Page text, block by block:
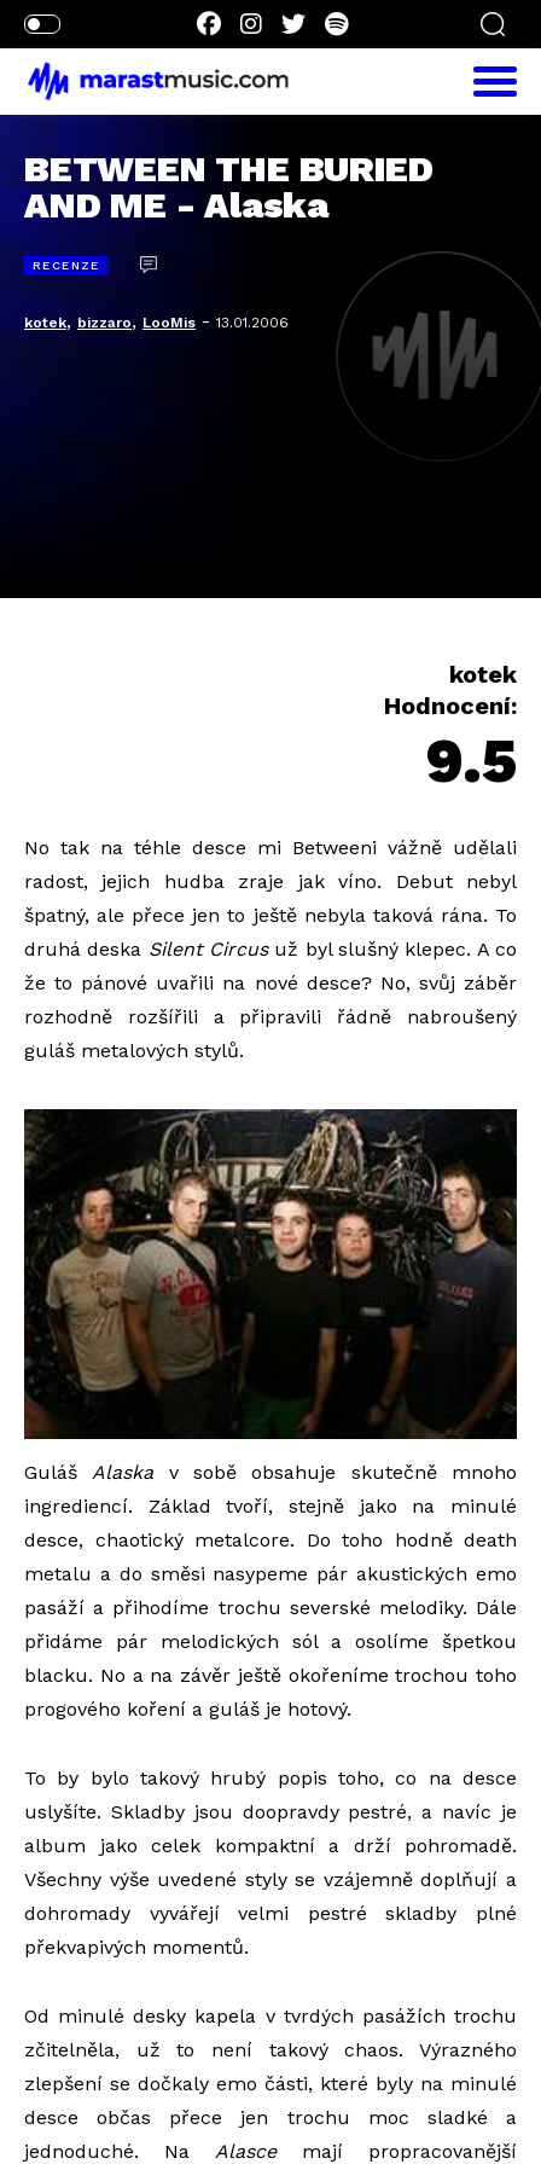
BETWEEN THE BURIED
AND ME - Alaska
RECENZE
kotek, bizzaro, LooMis -13.01.2006
kotek
Hodnocení:
9.5
No tak na téhle desce mi Betweeni vážně udělali
radost, jejich hudba zraje jak víno. Debut nebyl
špatný, ale přece jen to ještě nebyla taková rána. To
druhá deska Silent Circusuž byl slušný klepec. A co
že to pánové uvařili na nové desce? No, svůj záběr
rozhodně rozšířili a připravili řádně nabroušený
guláš metalových stylů.
Guláš Alaska v sobě obsahuje skutečně mnoho
ingrediencí. Základ tvoří, stejně jako na minulé
desce, chaotický metalcore. Do toho hodně death
metalu a do směsi nasypeme pár akustických emo
pasáží a přihodíme trochu severské melodiky. Dále
přidáme pár melodických sól a osolíme špetkou
blacku. No a na závěr ještě okořeníme trochou toho
progového koření a guláš je hotový.
To by bylo takový hrubý popis toho, co na desce
uslyšíte. Skladby jsou doopravdy pestré, a navíc je
album jako celek kompaktní a drží pohromadě.
Všechny výše uvedené styly se vzájemně doplňují a
dohromady vyvářejí velmi pestré skladby plné
překvapivých momentů.
Od minulé desky kapela v tvrdých pasážích trochu
zčitelněla, už to není takový chaos. Výrazného
zlepšení se dočkaly emo části, které byly na minulé
desce občas přece jen trochu moc sladké a
jednoduché. Na Alascemají propracovanější